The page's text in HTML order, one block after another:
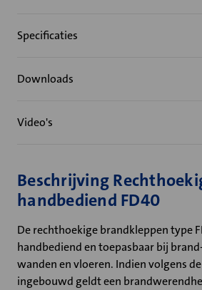
Specificaties
Downloads
Video's
Beschrijving
handbediend FD40
De rechthoekige brandkleppen type
handbediend en toepasbaar bij
wanden en vloeren. Indien volgens
ingebouwd geldt een